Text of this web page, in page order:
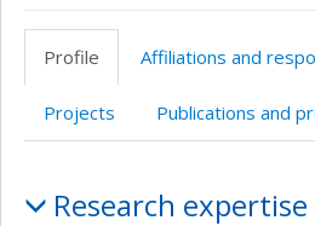
ResearchGate
Page
professionnelle
(faculté,département,école)
Site
web
l’unité
de
LinkedIn
Profile
Affiliations and
Projects Publications and
Research expertise